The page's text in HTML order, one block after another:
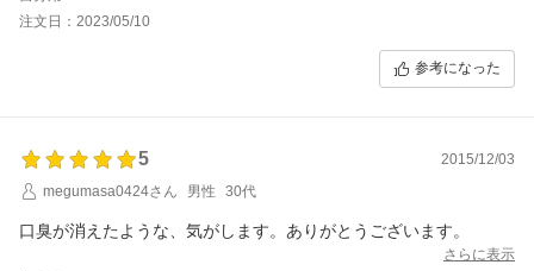
注文日：2023/05/10
参考になった
5
2015/12/03
megumasa0424さん
男性 30代
口臭が消えたような、気がします。ありがとうございます。
さらに表示